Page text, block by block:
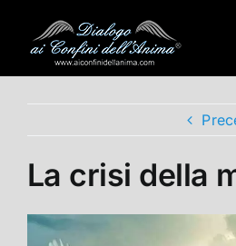
contenuto
La crisi della